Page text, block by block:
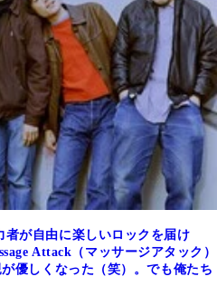
者が自由に楽しいロックを届け
Attack（マッサージアタック）
優しくなった（笑）。でも俺たち